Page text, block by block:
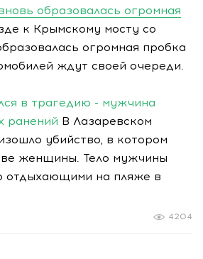
образовалась огромная
к Крымскому мосту со
огромная пробка
ждут своей очереди.
в трагедию - мужчина
ранений В Лазаревском
убийство, в котором
женщины. Тело мужчины
отдыхающими на пляже в
4204